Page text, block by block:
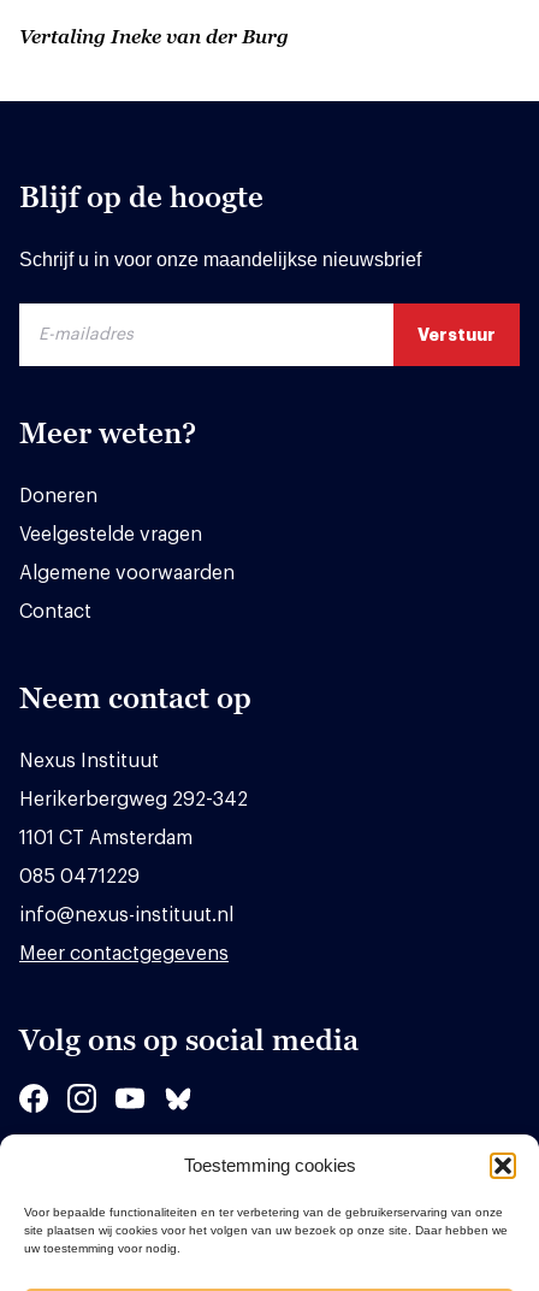
Toestemming cookies
Voor bepaalde functionaliteiten en ter verbetering van de gebruikerservaring van onze
site plaatsen wij cookies voor het volgen van uw bezoek op onze site. Daar hebben we
uw toestemming voor nodig.
Vertaling Ineke van der Burg
Blijf op de hoogte
Schrijf u in voor onze maandelijkse nieuwsbrief
Meer weten?
Doneren
Veelgestelde vragen
Algemene voorwaarden
Contact
Neem contact op
Nexus Instituut
Herikerbergweg 292-342
1101 CT Amsterdam
085 0471229
info@nexus-instituut.nl
Meer contactgegevens
Volg ons op social media